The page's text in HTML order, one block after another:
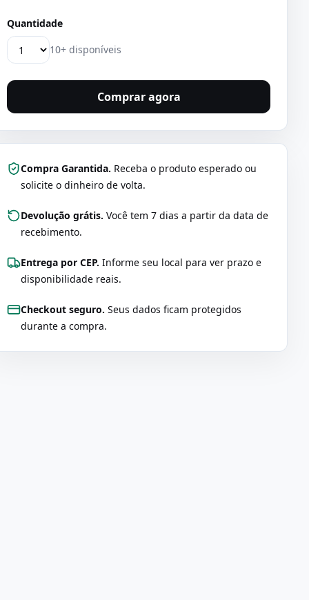
Quantidade
10+ disponíveis
Comprar agora
Compra Garantida. Receba o produto esperado ou
solicite o dinheiro de volta.
Devolução grátis. Você tem 7 dias a partir da data de
recebimento.
Entrega por CEP. Informe seu local para ver prazo e
disponibilidade reais.
Checkout seguro. Seus dados ficam protegidos
durante a compra.